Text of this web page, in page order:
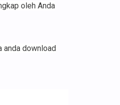
oleh Anda
anda download